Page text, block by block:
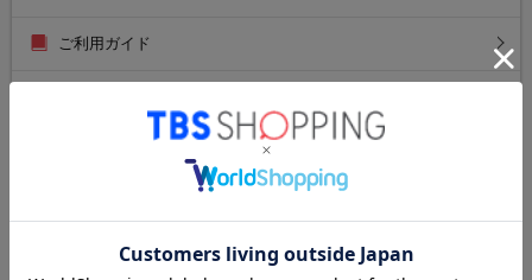
ご利用ガイド
よくあるご質問